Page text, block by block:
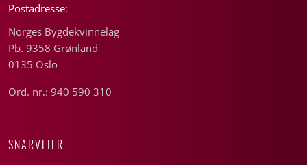
Postadresse:
Norges Bygdekvinnelag
Pb. 9358 Grønland
0135 Oslo
Ord. nr.: 940 590 310
SNARVEIER